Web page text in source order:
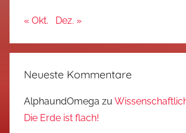
« Okt. Dez. »
Neueste Kommentare
AlphaundOmega zu
Die Erde ist flach!